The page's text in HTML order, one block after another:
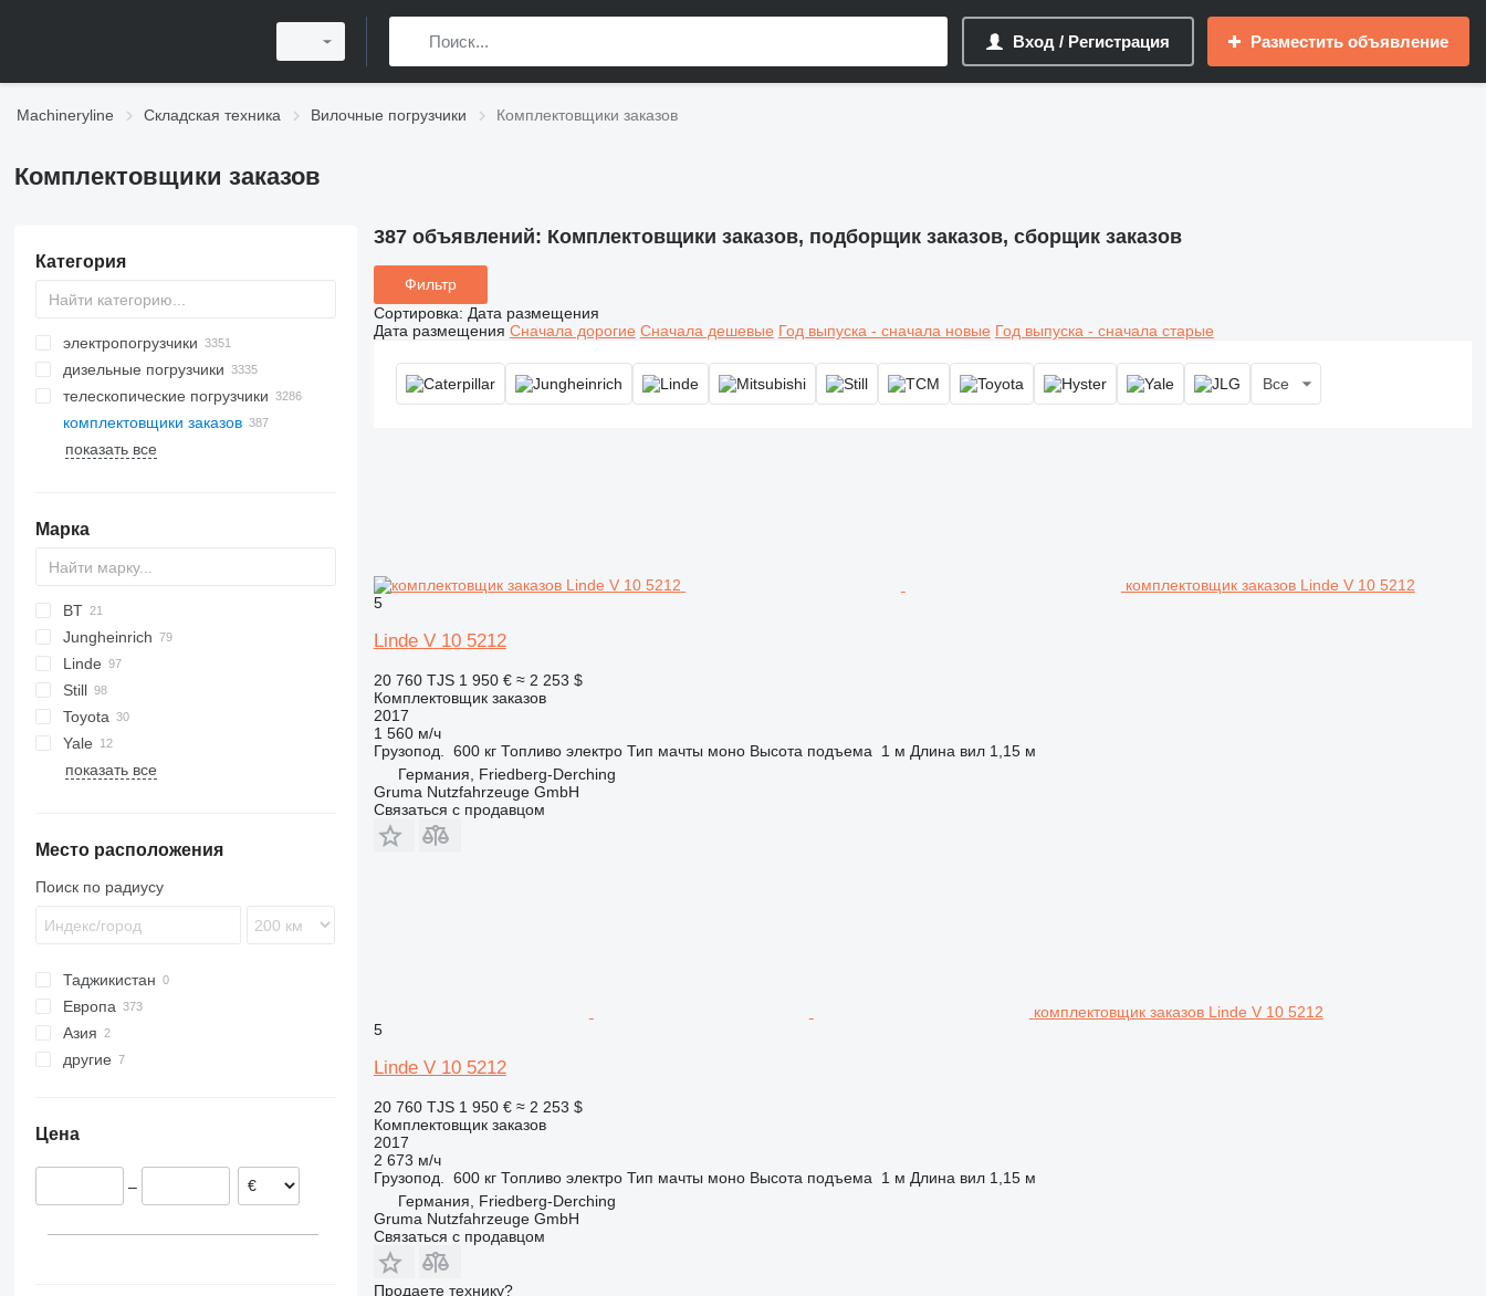
Вход / Регистрация Разместить объявление
Machineryline Складская техника Вилочные погрузчики Комплектовщики заказов
Комплектовщики заказов
Категория
электропогрузчики
дизельные погрузчики
телескопические погрузчики
комплектовщики заказов
показать все
Марка
BT
LPE
OME 100
OP 1000 HSE
OSE
P-series
SWE
GPC
RT
SP
WT
CBD
CJD
CBD
K-series
R-series
DSP
Jungheinrich
ECE
EKM
EKS
ERE
ESE
Linde
D-series
K-series
L-series
N-series
T-series
W-series
Still
COP
CX
EK
EXH
FXH
LTX
OPX
OXV
Toyota
SPE
Yale
MO
показать все
Место расположения
Поиск по радиусу
Таджикистан
Европа
Нидерланды
Эстония
Хорватия
Азия
Узбекистан
другие
Цена
–
387 объявлений: Комплектовщики заказов, подборщик заказов, сборщик заказов
Фильтр
Сортировка: Дата размещения
Дата размещения Сначала дорогие Сначала дешевые Год выпуска - сначала новые Год выпуска - сначала старые
Все
комплектовщик заказов Linde V 10 5212
5
Linde V 10 5212
20 760 TJS 1 950 € ≈ 2 253 $
Комплектовщик заказов
2017
1 560 м/ч
Грузопод.
600 кг Топливо электро Тип мачты моно Высота подъема 1 м Длина вил 1,15 м
Германия, Friedberg-Derching
Gruma Nutzfahrzeuge GmbH
Связаться с продавцом
комплектовщик заказов Linde V 10 5212
5
Linde V 10 5212
20 760 TJS 1 950 € ≈ 2 253 $
Комплектовщик заказов
2017
2 673 м/ч
Грузопод.
600 кг Топливо электро Тип мачты моно Высота подъема 1 м Длина вил 1,15 м
Германия, Friedberg-Derching
Gruma Nutzfahrzeuge GmbH
Связаться с продавцом
Продаете технику?